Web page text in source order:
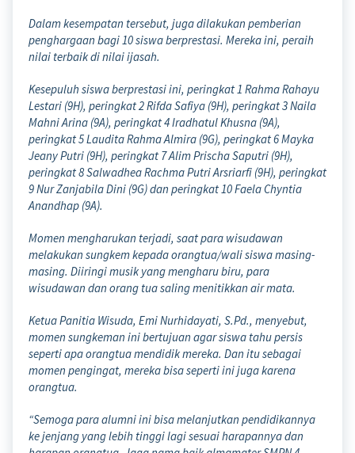
Dalam kesempatan tersebut, juga dilakukan pemberian
penghargaan bagi 10 siswa berprestasi. Mereka ini, peraih
nilai terbaik di nilai ijasah.
Kesepuluh siswa berprestasi ini, peringkat 1 Rahma Rahayu
Lestari (9H), peringkat 2 Rifda Safiya (9H), peringkat 3 Naila
Mahni Arina (9A), peringkat 4 Iradhatul Khusna (9A),
peringkat 5 Laudita Rahma Almira (9G), peringkat 6 Mayka
Jeany Putri (9H), peringkat 7 Alim Prischa Saputri (9H),
peringkat 8 Salwadhea Rachma Putri Arsriarfi (9H), peringkat
9 Nur Zanjabila Dini (9G) dan peringkat 10 Faela Chyntia
Anandhap (9A).
Momen mengharukan terjadi, saat para wisudawan
melakukan sungkem kepada orangtua/wali siswa masing-
masing. Diiringi musik yang mengharu biru, para
wisudawan dan orang tua saling menitikkan air mata.
Ketua Panitia Wisuda, Emi Nurhidayati, S.Pd., menyebut,
momen sungkeman ini bertujuan agar siswa tahu persis
seperti apa orangtua mendidik mereka. Dan itu sebagai
momen pengingat, mereka bisa seperti ini juga karena
orangtua.
“Semoga para alumni ini bisa melanjutkan pendidikannya
ke jenjang yang lebih tinggi lagi sesuai harapannya dan